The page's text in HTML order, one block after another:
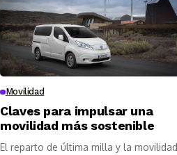
Movilidad
Claves para impulsar una
movilidad más sostenible
El reparto de última milla y la movilidad